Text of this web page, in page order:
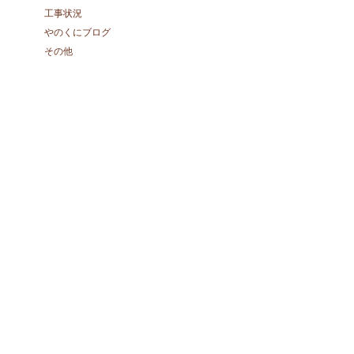
工事状況
やのくにブログ
その他